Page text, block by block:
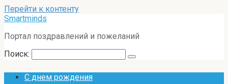
Перейти к контенту
Smartminds
Портал поздравлений и пожеланий
Поиск:
С днем рождения